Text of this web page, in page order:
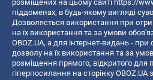
розміщених на цьому сайті https://
піддоменах, в будь-якому вигляді
Дозволяється використання при
на їх використання та за умови
OBOZ.UA, а для інтернет-видань -
дозволу на їх використання та за
розміщення прямого, відкритого для
гіперпосилання на сторінку